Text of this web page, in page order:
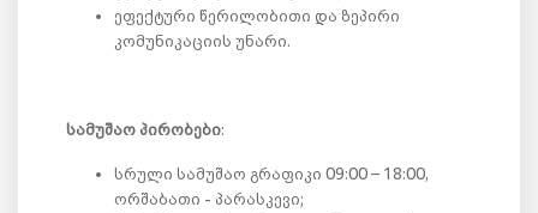
ეფექტური წერილობითი და ზეპირი
კომუნიკაციის უნარი.
სამუშაო პირობები:
სრული სამუშაო გრაფიკი 09:00 – 18:00,
ორშაბათი - პარასკევი;